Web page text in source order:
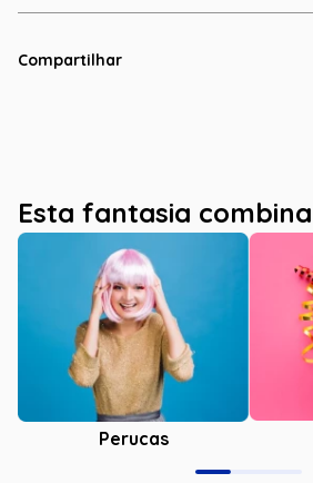
Compartilhar
Esta fantasia
Perucas